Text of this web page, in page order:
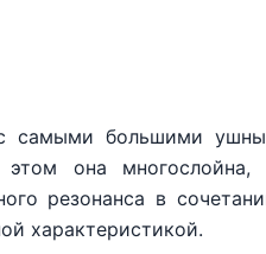
самыми большими
она многослойна,
резонанса в
характеристикой.